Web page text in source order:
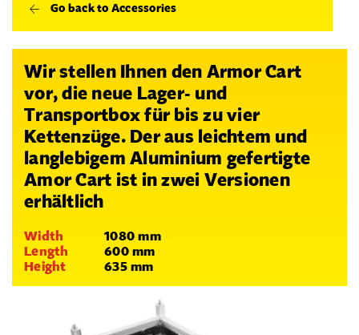
Go back to Accessories
Wir stellen Ihnen den Armor Cart
vor, die neue Lager- und
Transportbox für bis zu vier
Kettenzüge. Der aus leichtem und
langlebigem Aluminium gefertigte
Amor Cart ist in zwei Versionen
erhältlich
Width
1080 mm
Length
600 mm
Height
635 mm